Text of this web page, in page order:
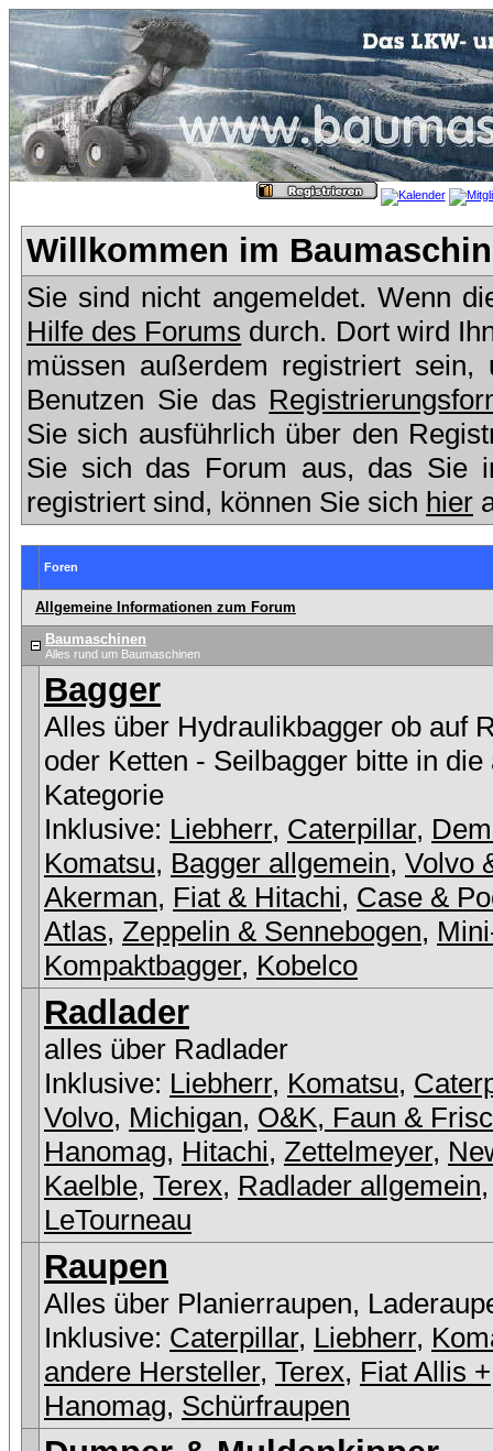
Willkommen im
Sie sind nicht angemeldet. Wenn
Hilfe des Forums durch. Dort wird
müssen außerdem registriert
Benutzen Sie das
Sie sich ausführlich über den
Sie sich das Forum aus, das Sie
registriert sind, können Sie sich hier
Foren
Allgemeine Informationen zum Forum
Baumaschinen
Alles rund um Baumaschinen
Bagger
Alles über Hydraulikbagger ob auf
oder Ketten - Seilbagger bitte in die
Kategorie
Inklusive: Liebherr, Caterpillar,
Komatsu, Bagger allgemein, Volvo
Akerman, Fiat & Hitachi, Case &
Atlas, Zeppelin & Sennebogen,
Kompaktbagger, Kobelco
Radlader
alles über Radlader
Inklusive: Liebherr, Komatsu,
Volvo, Michigan, O&K, Faun &
Hanomag, Hitachi, Zettelmeyer,
Kaelble, Terex, Radlader allgemein,
LeTourneau
Raupen
Alles über Planierraupen,
Inklusive: Caterpillar, Liebherr,
andere Hersteller, Terex, Fiat Allis +
Hanomag, Schürfraupen